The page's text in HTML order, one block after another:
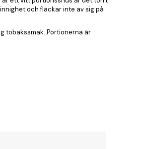
och fläckar inte av sig på
tobakssmak. Portionerna är